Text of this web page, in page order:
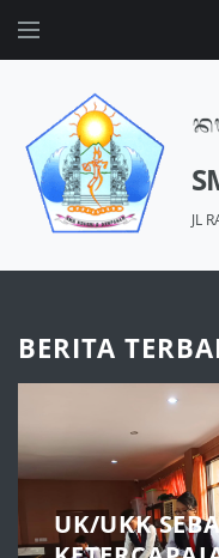
JL
BERITA
UK/UKK